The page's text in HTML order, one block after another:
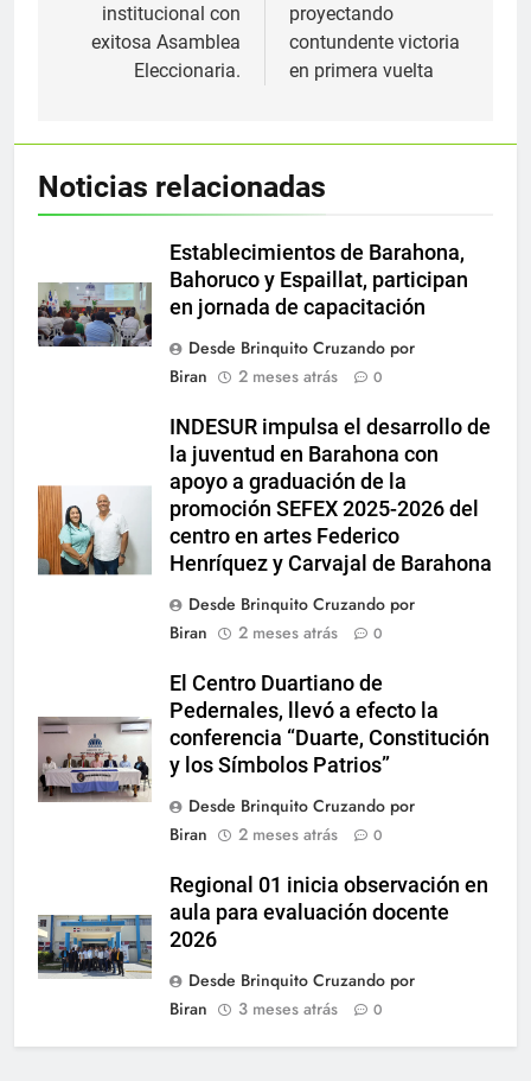
institucional con
exitosa Asamblea
Eleccionaria.
proyectando
contundente victoria
en primera vuelta
Noticias relacionadas
Establecimientos de Barahona,
Bahoruco y Espaillat, participan
en jornada de capacitación
Desde Brinquito Cruzando por
Biran
2 meses atrás 0
INDESUR impulsa el desarrollo de
la juventud en Barahona con
apoyo a graduación de la
promoción SEFEX 2025-2026 del
centro en artes Federico
Henríquez y Carvajal de Barahona
Desde Brinquito Cruzando por
Biran
2 meses atrás 0
El Centro Duartiano de
Pedernales, llevó a efecto la
conferencia “Duarte, Constitución
y los Símbolos Patrios”
Desde Brinquito Cruzando por
Biran
2 meses atrás 0
Regional 01 inicia observación en
aula para evaluación docente
2026
Desde Brinquito Cruzando por
Biran
3 meses atrás 0